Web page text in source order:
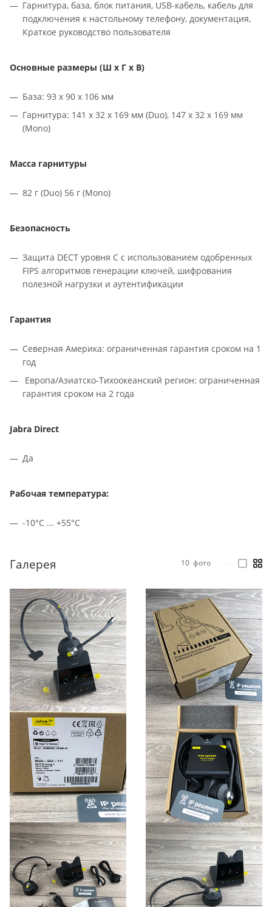
Гарнитура, база, блок питания, USB-кабель, кабель для
подключения к настольному телефону, документация,
Краткое руководство пользователя
Основные размеры (Ш x Г x В)
База: 93 x 90 x 106 мм
Гарнитура: 141 x 32 x 169 мм (Duo), 147 x 32 x 169 мм
(Mono)
Масса гарнитуры
82 г (Duo) 56 г (Mono)
Безопасность
Защита DECT уровня C с использованием одобренных
FIPS алгоритмов генерации ключей, шифрования
полезной нагрузки и аутентификации
Гарантия
Северная Америка: ограниченная гарантия сроком на 1
год
Европа/Азиатско-Тихоокеанский регион: ограниченная
гарантия сроком на 2 года
Jabra Direct
Да
Рабочая температура:
-10°С ... +55°C
Галерея 10 фото